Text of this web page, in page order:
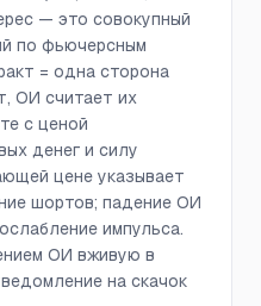
— это совокупный
по фьючерсным
= одна сторона
ОИ считает их
с ценой
денег и силу
цене указывает
шортов; падение ОИ
импульса.
ОИ вживую в
на скачок